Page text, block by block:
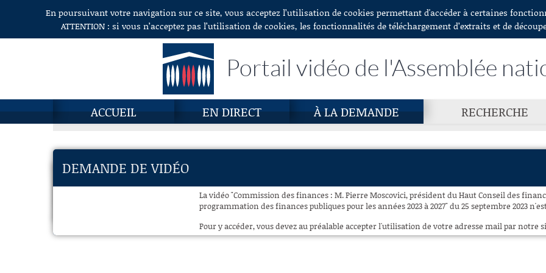
Aller au contenuEn poursuivant votre navigation sur ce site, vous acceptez l’utilisation de cookies permettant d'accéder à certaines
ATTENTION : si vous n’acceptez pas l’utilisation de cookies, les fonctionnalités de téléchargement d’extraits et de
Portail vidéo de l'Assemblée
ACCUEIL EN DIRECT À LA DEMANDE RECHERCHE
DEMANDE DE VIDÉO
La vidéo "Commission des finances : M. Pierre Moscovici, président du Haut Conseil des
programmation des finances publiques pour les années 2023 à 2027" du 25 septembre 2023
Pour y accéder, vous devez au préalable accepter l'utilisation de votre adresse mail par notre